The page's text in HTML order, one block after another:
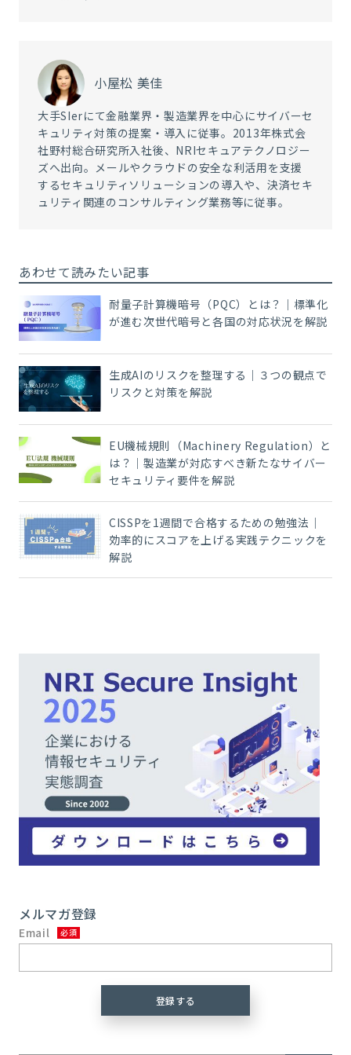
小屋松 美佳
大手SIerにて金融業界・製造業界を中心にサイバーセ
キュリティ対策の提案・導入に従事。2013年株式会
社野村総合研究所入社後、NRIセキュアテクノロジー
ズへ出向。メールやクラウドの安全な利活用を支援
するセキュリティソリューションの導入や、決済セキ
ュリティ関連のコンサルティング業務等に従事。
あわせて読みたい記事
耐量子計算機暗号（PQC）とは？｜標準化
が進む次世代暗号と各国の対応状況を解説
生成AIのリスクを整理する｜３つの観点で
リスクと対策を解説
EU機械規則（Machinery Regulation）と
は？｜製造業が対応すべき新たなサイバー
セキュリティ要件を解説
CISSPを1週間で合格するための勉強法｜
効率的にスコアを上げる実践テクニックを
解説
メルマガ登録
Email